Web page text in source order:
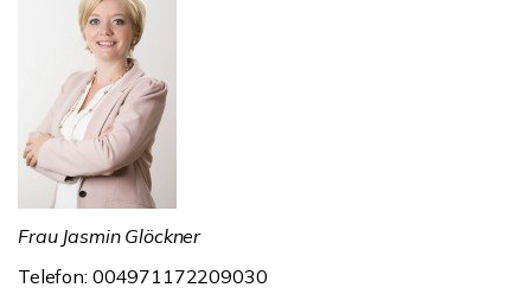
Frau Jasmin Glöckner
Telefon: 004971172209030